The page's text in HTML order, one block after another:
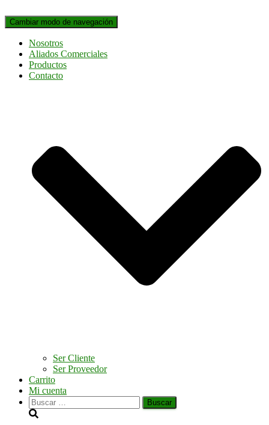
Cambiar modo de navegación
Nosotros
Aliados Comerciales
Productos
Contacto
Ser Cliente
Ser Proveedor
Carrito
Mi cuenta
Buscar: